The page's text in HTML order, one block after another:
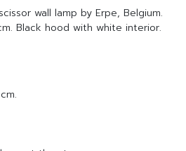
wall lamp by Erpe, Belgium.
Black hood with white interior.